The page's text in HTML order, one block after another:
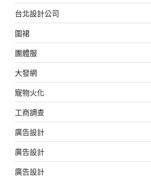
台北設計公司
圍裙
團體服
大發網
寵物火化
工商調查
廣告設計
廣告設計
廣告設計